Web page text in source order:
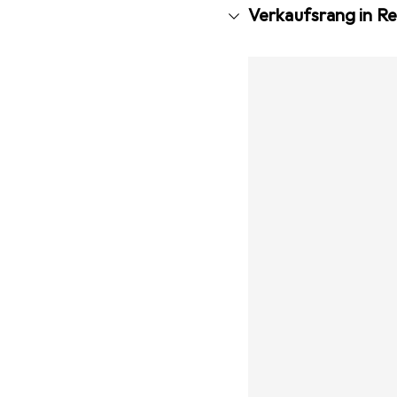
Verkaufsrang in